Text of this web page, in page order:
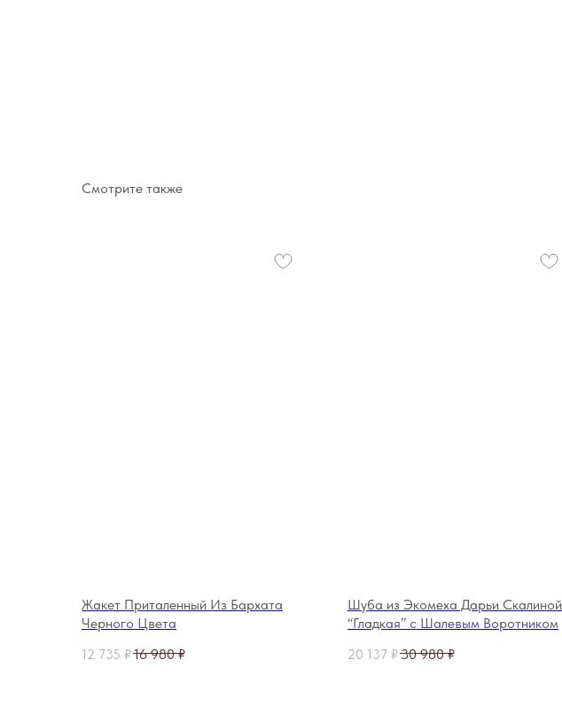
Смотрите также
Жакет Приталенный Из Бархата
Черного Цвета
12 735 ₽16 980 ₽
Шуба из Экомеха Дарьи Скалиной
“Гладкая” c Шалевым Воротником
20 137 ₽30 980 ₽